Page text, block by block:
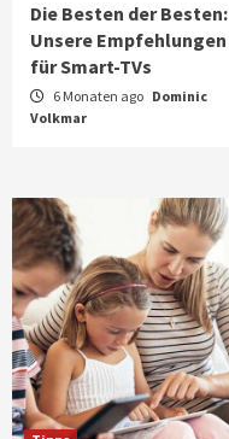
Die Besten der Besten:
Unsere Empfehlungen
für Smart-TVs
6 Monaten ago Dominic
Volkmar